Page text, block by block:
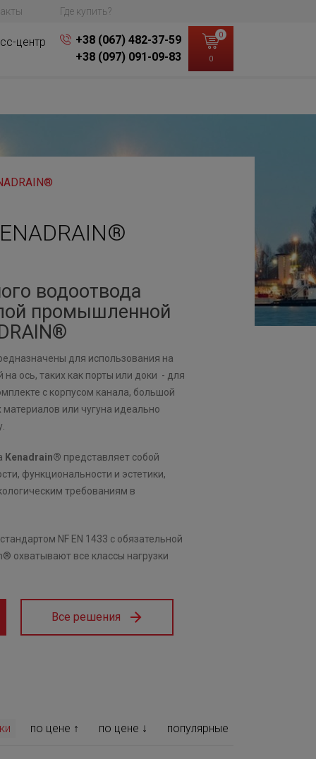
Где купить?
центр
+38 (067) 482-37-59
+38 (097) 091-09-83
0
0
водоотвода
промышленной
для использования на
ось, таких как порты или доки - для
с корпусом канала, большой
или чугуна идеально
Kenadrain® представляет собой
функциональности и эстетики,
требованиям в
NF EN 1433 с обязательной
охватывают все классы нагрузки
Все решения
по цене ↑ по цене ↓ популярные